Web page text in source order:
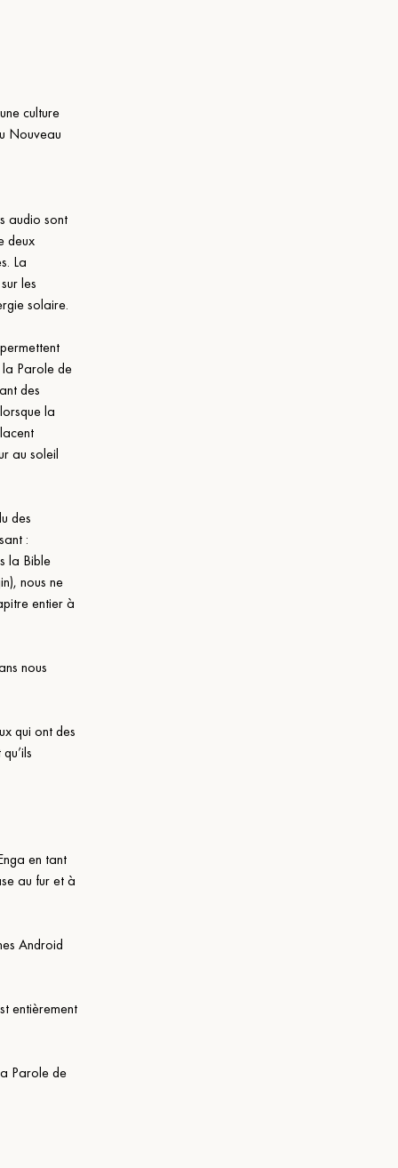
culture
Nouveau
audio sont
deux
La
les
solaire.
la Parole de
des
la
au soleil
des
:
la Bible
nous ne
entier à
nous
qui ont des
en tant
au fur et à
Android
entièrement
Parole de